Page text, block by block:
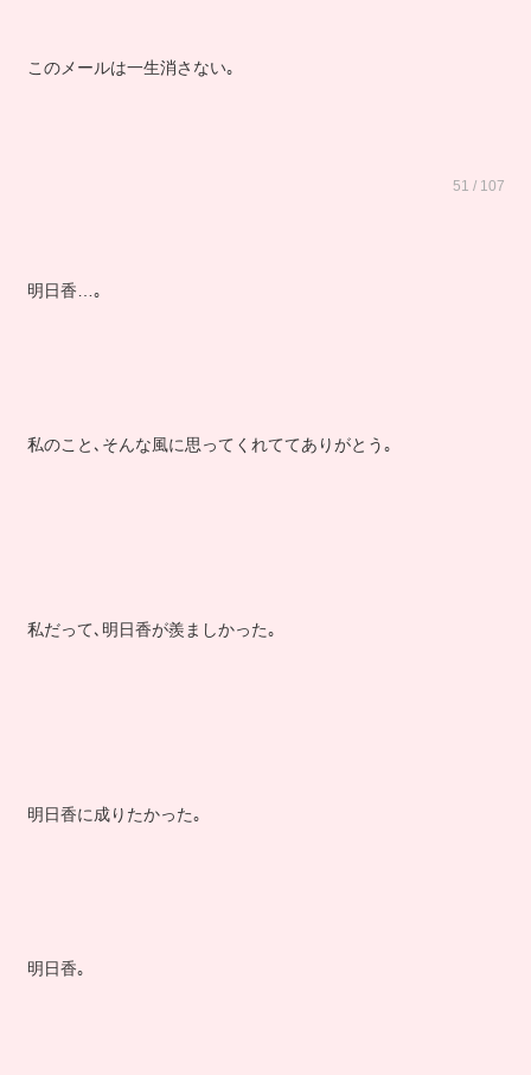
このメールは一生消さない｡
51 / 107
明日香…｡
私のこと､そんな風に思ってくれててありがとう｡
私だって､明日香が羨ましかった｡
明日香に成りたかった｡
明日香｡